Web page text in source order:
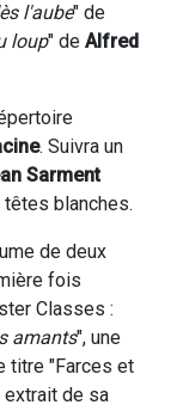
l'aube" de
loup" de Alfred
. Suivra un
Sarment
blanches.
de deux
fois
Classes :
amants", une
titre "Farces et
extrait de sa